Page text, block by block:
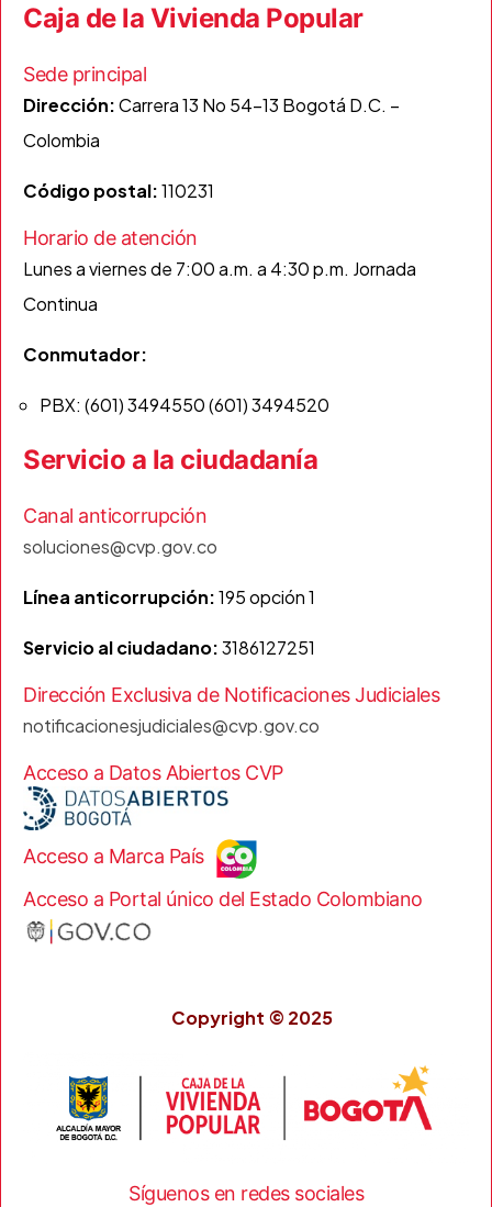
Caja de la Vivienda Popular
Sede principal
Dirección:Carrera 13 No 54-13 Bogotá D.C. –
Colombia
Código postal:110231
Horario de atención
Lunes a viernes de 7:00 a.m. a 4:30 p.m. Jornada
Continua
Conmutador:
PBX: (601) 3494550​ (601) 3494520
Servicio a la ciudadanía
Canal anticorrupción
soluciones@cvp.gov.co
Línea anticorrupción:195 opción 1
Servicio al ciudadano:3186127251
Dirección Exclusiva de Notificaciones Judiciales
notificacionesjudiciales@cvp.gov.co
Acceso a Datos Abiertos CVP
Acceso a Marca País
Acceso a Portal único del Estado Colombiano
Copyright © 2025
Síguenos en redes sociales